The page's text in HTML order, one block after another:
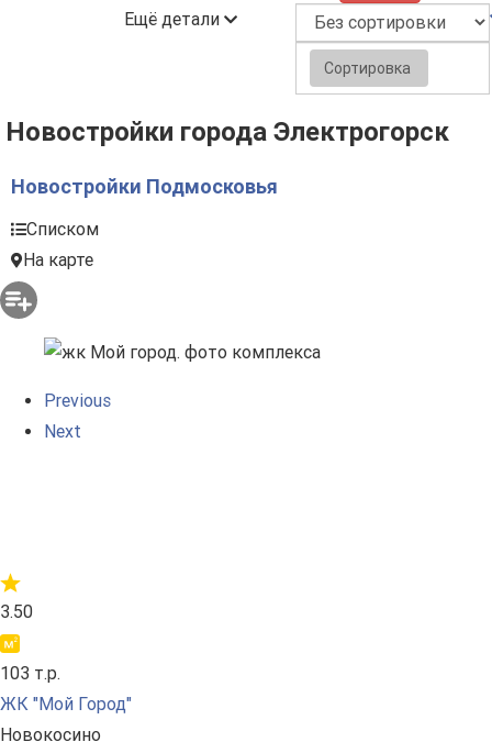
Ещё детали
Сортировка
Новостройки города Электрогорск
Новостройки Подмосковья
Списком
На карте
Previous
Next
3.50
103 т.р.
ЖК "Мой Город"
Новокосино